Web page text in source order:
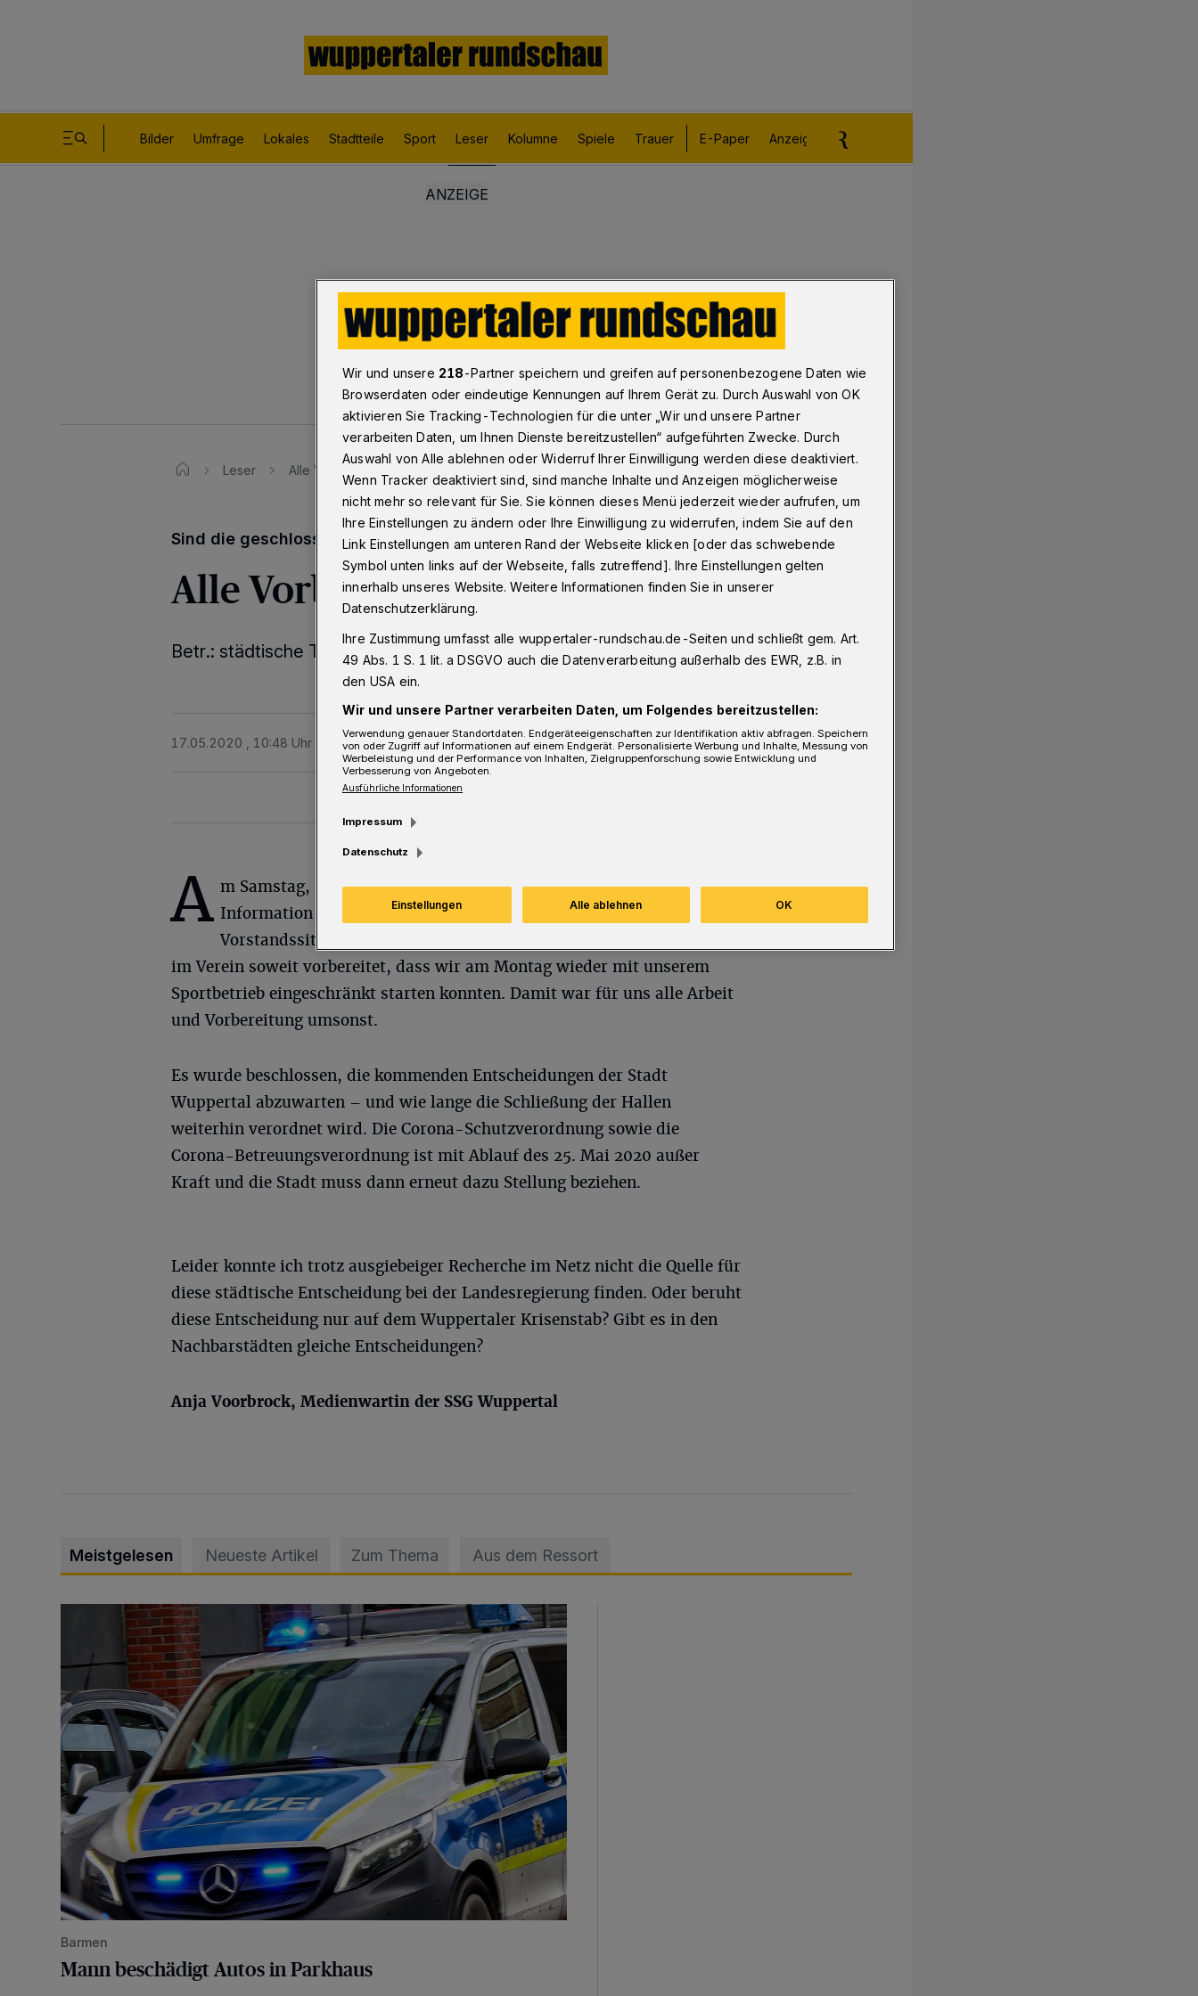
Bilder Umfrage Lokales Stadtteile Sport Leser Kolumne Spiele Trauer E-Paper Anzeigen aufgeben
Leser Alle Vorbereitung umsonst
Sind die geschlossenen Sporthallen ein Wuppertaler Alleingang?
Alle Vorbereitung umsonst
Betr.: städtische Turnhallen bleiben geschlossen
17.05.2020 , 10:48 Uhr Eine Minute Lesezeit
A m Samstag, 16. Mai 2020, platze die
Information in unsere erweiterte
Vorstandssitzung (Videokonferenz) wie eine Bombe. Wir hatten uns
im Verein soweit vorbereitet, dass wir am Montag wieder mit unserem
Sportbetrieb eingeschränkt starten konnten. Damit war für uns alle Arbeit
und Vorbereitung umsonst.
Es wurde beschlossen, die kommenden Entscheidungen der Stadt
Wuppertal abzuwarten – und wie lange die Schließung der Hallen
weiterhin verordnet wird. Die Corona-Schutzverordnung sowie die
Corona-Betreuungsverordnung ist mit Ablauf des 25. Mai 2020 außer
Kraft und die Stadt muss dann erneut dazu Stellung beziehen.
Leider konnte ich trotz ausgiebeiger Recherche im Netz nicht die Quelle für
diese städtische Entscheidung bei der Landesregierung finden. Oder beruht
diese Entscheidung nur auf dem Wuppertaler Krisenstab? Gibt es in den
Nachbarstädten gleiche Entscheidungen?
Anja Voorbrock, Medienwartin der SSG Wuppertal
Meistgelesen Neueste Artikel Zum Thema Aus dem Ressort
Mann beschädigt Autos in Parkhaus
Barmen
Mann beschädigt Autos in Parkhaus
Wir und unsere 218-Partner speichern und greifen auf personenbezogene Daten wie
Browserdaten oder eindeutige Kennungen auf Ihrem Gerät zu. Durch Auswahl von OK
aktivieren Sie Tracking-Technologien für die unter „Wir und unsere Partner
verarbeiten Daten, um Ihnen Dienste bereitzustellen“ aufgeführten Zwecke. Durch
Auswahl von Alle ablehnen oder Widerruf Ihrer Einwilligung werden diese deaktiviert.
Wenn Tracker deaktiviert sind, sind manche Inhalte und Anzeigen möglicherweise
nicht mehr so relevant für Sie. Sie können dieses Menü jederzeit wieder aufrufen, um
Ihre Einstellungen zu ändern oder Ihre Einwilligung zu widerrufen, indem Sie auf den
Link Einstellungen am unteren Rand der Webseite klicken [oder das schwebende
Symbol unten links auf der Webseite, falls zutreffend]. Ihre Einstellungen gelten
innerhalb unseres Website. Weitere Informationen finden Sie in unserer
Datenschutzerklärung.
Ihre Zustimmung umfasst alle wuppertaler-rundschau.de-Seiten und schließt gem. Art.
49 Abs. 1 S. 1 lit. a DSGVO auch die Datenverarbeitung außerhalb des EWR, z.B. in
den USA ein.
Wir und unsere Partner verarbeiten Daten, um Folgendes bereitzustellen:
Verwendung genauer Standortdaten. Endgeräteeigenschaften zur Identifikation aktiv abfragen. Speichern
von oder Zugriff auf Informationen auf einem Endgerät. Personalisierte Werbung und Inhalte, Messung von
Werbeleistung und der Performance von Inhalten, Zielgruppenforschung sowie Entwicklung und
Verbesserung von Angeboten.
Ausführliche Informationen
Impressum
Datenschutz
Einstellungen Alle ablehnen OK